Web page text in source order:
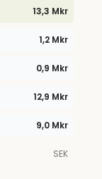
13,3 Mkr
1,2 Mkr
0,9 Mkr
12,9 Mkr
9,0 Mkr
SEK